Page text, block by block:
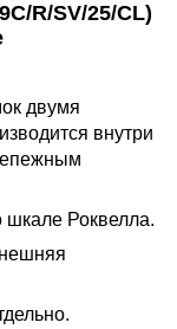
R/SV/25/CL)
двумя
внутри
шкале Роквелла.